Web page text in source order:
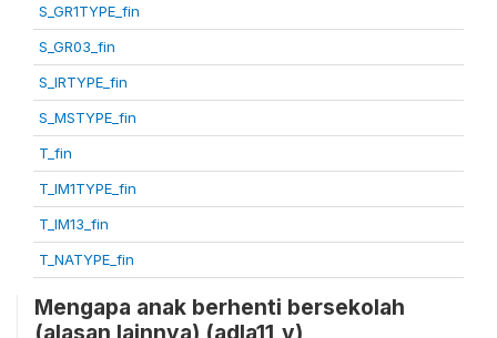
S_GR1TYPE_fin
S_GR03_fin
S_IRTYPE_fin
S_MSTYPE_fin
T_fin
T_IM1TYPE_fin
T_IM13_fin
T_NATYPE_fin
Mengapa anak berhenti bersekolah
(alasan lainnya) (adla11_v)